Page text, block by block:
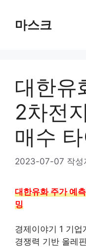
마스크
대한유
2차전
매수
2023-07-07 작성
대한유화 주가 예
밍
경제이야기 1 기
경쟁력 기반 올레